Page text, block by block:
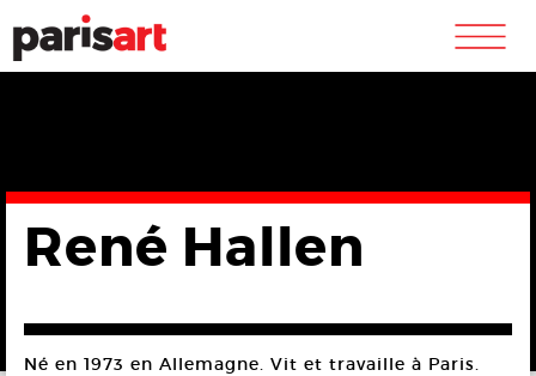
m
René Hallen
Né en 1973 en Allemagne. Vit et travaille à Paris.